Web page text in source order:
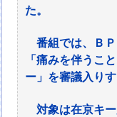
た。
番組では、ＢＰ
「痛みを伴うこ
ー」を審議入り
対象は在京キー